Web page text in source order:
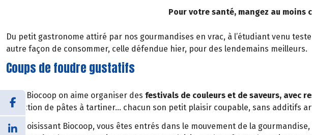
Pour votre santé, mangez au
Du petit gastronome attiré par nos gourmandises en vrac, à l’étudiant venu
autre façon de consommer, celle défendue hier, pour des lendemains meilleurs.
Coups de foudre gustatifs
Chez Biocoop on aime organiser des festivals de couleurs et de saveurs, avec
collection de pâtes à tartiner… chacun son petit plaisir coupable, sans additifs
En choisissant Biocoop, vous êtes entrés dans le mouvement de la